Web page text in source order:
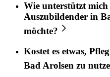
Wie unterstützt mich
Auszubildender in
möchte?
Kostet es etwas,
Bad Arolsen zu